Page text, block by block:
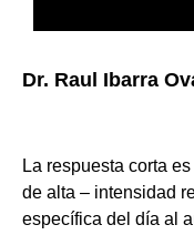
Dr. Raul Ibarra
La respuesta corta
de alta – intensidad
específica del día al